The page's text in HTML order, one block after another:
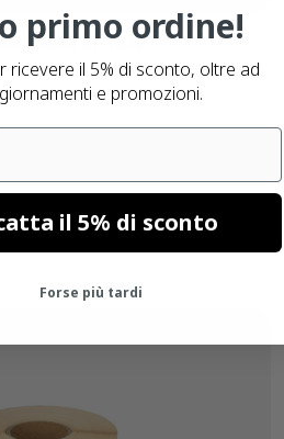
(800261-105)
primo ordine!
ricevere il 5% di sconto, oltre ad
e promozioni.
il 5% di sconto
Forse più tardi